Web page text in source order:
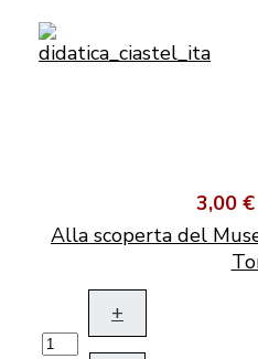
3,00 €
Alla scoperta del
+